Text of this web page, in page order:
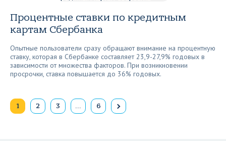
Процентные ставки по кредитным
картам Сбербанка
Опытные пользователи сразу обращают внимание на процентную
ставку, которая в Сбербанке составляет 23,9-27,9% годовых в
зависимости от множества факторов. При возникновении
просрочки, ставка повышается до 36% годовых.
1 2 3 … 6